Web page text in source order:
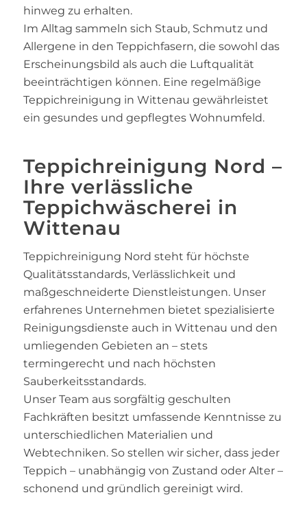
hinweg zu erhalten.
Im Alltag sammeln sich Staub, Schmutz und
Allergene in den Teppichfasern, die sowohl das
Erscheinungsbild als auch die Luftqualität
beeinträchtigen können. Eine regelmäßige
Teppichreinigung in Wittenau gewährleistet
ein gesundes und gepflegtes Wohnumfeld.
Teppichreinigung Nord –
Ihre verlässliche
Teppichwäscherei in
Wittenau
Teppichreinigung Nord steht für höchste
Qualitätsstandards, Verlässlichkeit und
maßgeschneiderte Dienstleistungen. Unser
erfahrenes Unternehmen bietet spezialisierte
Reinigungsdienste auch in Wittenau und den
umliegenden Gebieten an – stets
termingerecht und nach höchsten
Sauberkeitsstandards.
Unser Team aus sorgfältig geschulten
Fachkräften besitzt umfassende Kenntnisse zu
unterschiedlichen Materialien und
Webtechniken. So stellen wir sicher, dass jeder
Teppich – unabhängig von Zustand oder Alter –
schonend und gründlich gereinigt wird.